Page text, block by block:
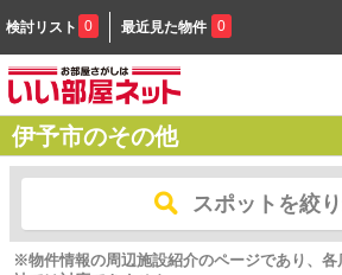
検討リスト 0 最近見た物件 0
伊予市のその他
スポットを絞
※物件情報の周辺施設紹介のページであり、各